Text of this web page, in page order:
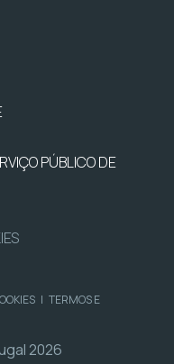
PÚBLICO DE
| TERMOS E
2026